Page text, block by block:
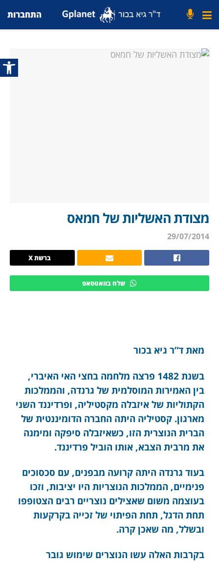
פתח
התחברות
מצודת האשליות של חמאס
29/07/2014
ברשת X
שלח בוואטסאפ
מאת ד”ר גיא בכור
בשנת 1482 פרצה מלחמה בחצי האי האיברי,
בין האמירות המוסלמית של גרנדה, והממלכות
הקתוליות של איזבלה מקסטיליה, ופרדיננד השני
מארגון. קסטיליה היתה החברה הדומיננטית של
הברית הנוצרית הזו, כשאיזבלה סיפקה ומימנה
את מרבית הצבא, אותו הוביל פרדיננד.
בעוד גרנדה היתה קרועה מבפנים, עם סכסוכים
פנימיים, הממלכות הנוצריות היו יציבות, וזכו
בעוצמה משום שאצילים נוצריים רבים הצטופפו
תחת הדגל, תחת הפיתוי של זכייה בקרקעות
ובשלל, מה שאכן קרה.
בקרבות האלה עשו הנוצרים שימוש גובר